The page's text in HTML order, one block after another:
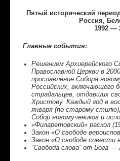
Пятый исторический
Россия,
1992 —
Главные события:
Решением Архиерейского
Православной Церкви в
прославление Собора
Российских, включающего
страдальцев, отдавших
Христову. Каждый год в
января (по старому
Собор новомучеников и
«Филаретовский» раскол
Закон «О свободе
Закон «О свободе совести
“Свобода слова” от Бога —